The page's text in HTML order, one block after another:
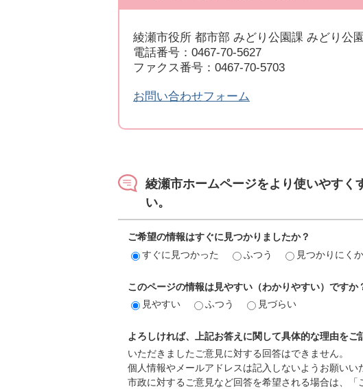
綾瀬市役所 都市部 みどり公園課 みどり公
電話番号：0467-70-5627
ファクス番号：0467-70-5703
お問い合わせフォーム
綾瀬市ホームページをより使いやすく
い。
ご希望の情報はすぐに見つかりましたか？
すぐに見つかった
ふつう 見つかりにく
このページの情報は見やすい（わかりやすい）ですか
見やすい
ふつう 見づらい
よろしければ、上記お答えに関して具体的な理由をご
いただきましたご意見に対する回答はできません。
個人情報やメールアドレスは記入しないようお願いい
市政に対するご意見など回答を希望される場合は、